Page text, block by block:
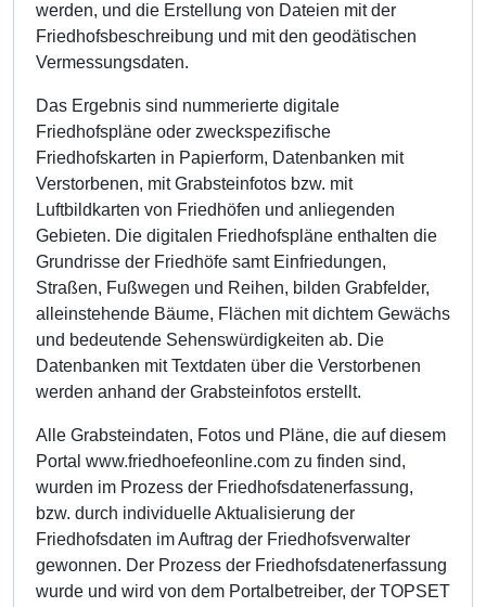
werden, und die Erstellung von Dateien mit der
Friedhofsbeschreibung und mit den geodätischen
Vermessungsdaten.
Das Ergebnis sind nummerierte digitale
Friedhofspläne oder zweckspezifische
Friedhofskarten in Papierform, Datenbanken mit
Verstorbenen, mit Grabsteinfotos bzw. mit
Luftbildkarten von Friedhöfen und anliegenden
Gebieten. Die digitalen Friedhofspläne enthalten die
Grundrisse der Friedhöfe samt Einfriedungen,
Straßen, Fußwegen und Reihen, bilden Grabfelder,
alleinstehende Bäume, Flächen mit dichtem Gewächs
und bedeutende Sehenswürdigkeiten ab. Die
Datenbanken mit Textdaten über die Verstorbenen
werden anhand der Grabsteinfotos erstellt.
Alle Grabsteindaten, Fotos und Pläne, die auf diesem
Portal www.friedhoefeonline.com zu finden sind,
wurden im Prozess der Friedhofsdatenerfassung,
bzw. durch individuelle Aktualisierung der
Friedhofsdaten im Auftrag der Friedhofsverwalter
gewonnen. Der Prozess der Friedhofsdatenerfassung
wurde und wird von dem Portalbetreiber, der TOPSET